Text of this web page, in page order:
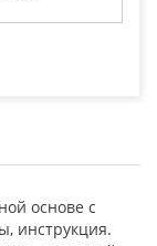
основе с
инструкция.